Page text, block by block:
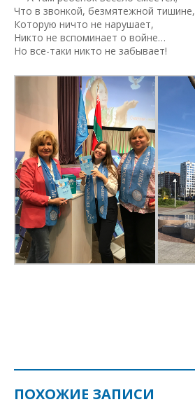
Что в звонкой, безмятежной тишине,
Которую ничто не нарушает,
Никто не вспоминает о войне…
Но все-таки никто не забывает!
ПОХОЖИЕ ЗАПИСИ